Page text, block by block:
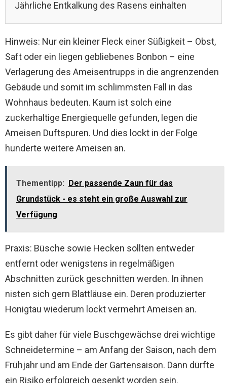
Jährliche Entkalkung des Rasens einhalten
Hinweis: Nur ein kleiner Fleck einer Süßigkeit – Obst,
Saft oder ein liegen gebliebenes Bonbon – eine
Verlagerung des Ameisentrupps in die angrenzenden
Gebäude und somit im schlimmsten Fall in das
Wohnhaus bedeuten. Kaum ist solch eine
zuckerhaltige Energiequelle gefunden, legen die
Ameisen Duftspuren. Und dies lockt in der Folge
hunderte weitere Ameisen an.
Thementipp: Der passende Zaun für das
Grundstück - es steht ein große Auswahl zur
Verfügung
Praxis: Büsche sowie Hecken sollten entweder
entfernt oder wenigstens in regelmäßigen
Abschnitten zurück geschnitten werden. In ihnen
nisten sich gern Blattläuse ein. Deren produzierter
Honigtau wiederum lockt vermehrt Ameisen an.
Es gibt daher für viele Buschgewächse drei wichtige
Schneidetermine – am Anfang der Saison, nach dem
Frühjahr und am Ende der Gartensaison. Dann dürfte
ein Risiko erfolgreich gesenkt worden sein.